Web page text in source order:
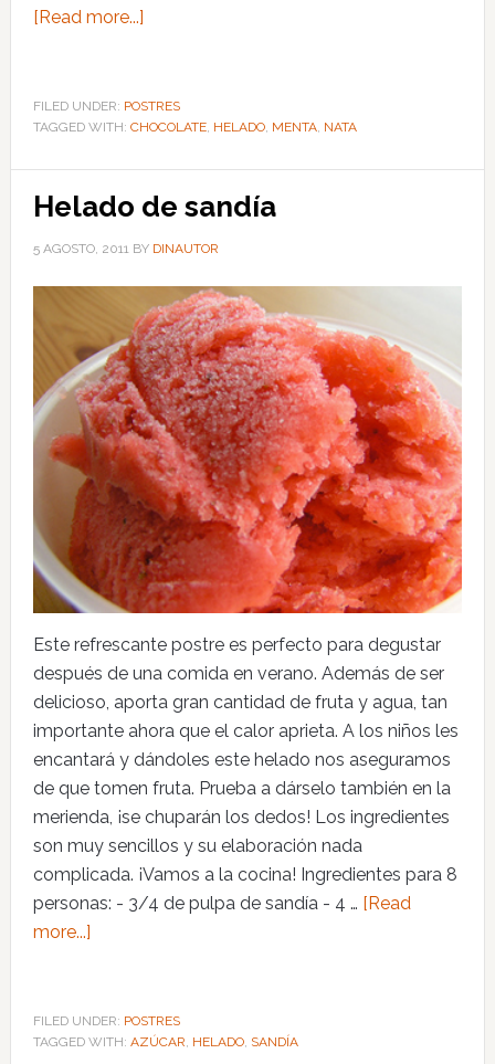
[Read more...]
FILED UNDER: POSTRES
TAGGED WITH: CHOCOLATE, HELADO, MENTA, NATA
Helado de sandía
5 AGOSTO, 2011 BY DINAUTOR
Este refrescante postre es perfecto para degustar
después de una comida en verano. Además de ser
delicioso, aporta gran cantidad de fruta y agua, tan
importante ahora que el calor aprieta. A los niños les
encantará y dándoles este helado nos aseguramos
de que tomen fruta. Prueba a dárselo también en la
merienda, ¡se chuparán los dedos! Los ingredientes
son muy sencillos y su elaboración nada
complicada. ¡Vamos a la cocina! Ingredientes para 8
personas: - 3/4 de pulpa de sandía - 4 … [Read
more...]
FILED UNDER: POSTRES
TAGGED WITH: AZÚCAR, HELADO, SANDÍA